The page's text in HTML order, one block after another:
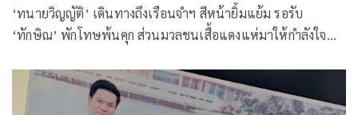
‘ทนายวิญญัติ’ เดินทางถึงเรือนจำฯ สีหน้ายิ้มแย้ม รอรับ
‘ทักษิณ’ พักโทษพ้นคุก ส่วนมวลชนเสื้อแดงแห่มาให้กำลังใจ